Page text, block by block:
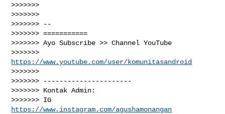
>>>>>>>
>>>>>>>
>>>>>>> --
>>>>>>> ===========
>>>>>>> Ayo Subscribe >> Channel YouTube
https://www.youtube.com/user/komunitasandroid
>>>>>>>
>>>>>>> ----------------------
>>>>>>> Kontak Admin:
https://www.instagram.com/agushamonangan